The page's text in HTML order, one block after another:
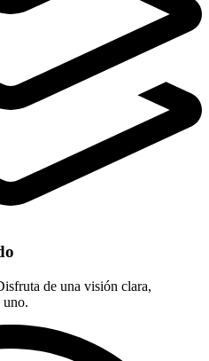
de una visión clara,
uno.